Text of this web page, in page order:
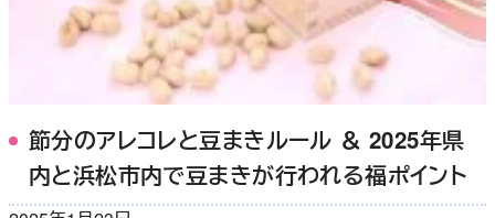
節分のアレコレと豆まきルール ＆ 2025年県
内と浜松市内で豆まきが行われる福ポイント